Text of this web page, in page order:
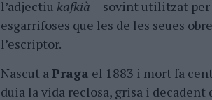
l’adjectiu kafkià —sovint utilitzat per
esgarrifoses que les de les seues
l’escriptor.
Nascut aPraga el 1883 i mort fa
duia la vida reclosa, grisa i